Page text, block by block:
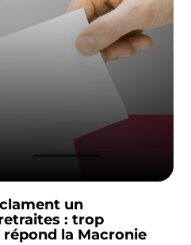
un
: trop
la Macronie